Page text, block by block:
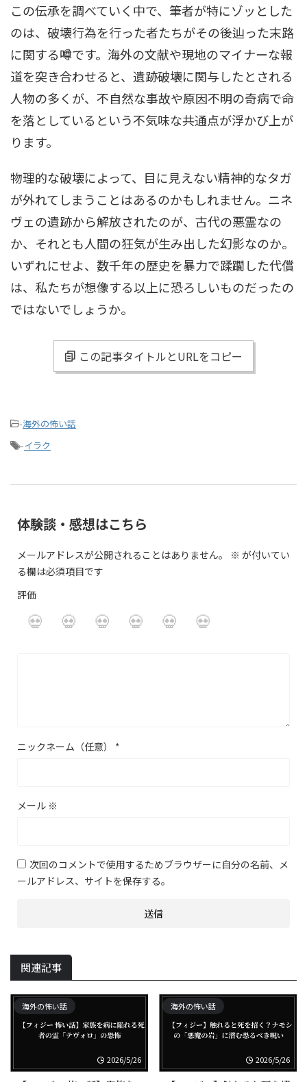
この伝承を調べていく中で、筆者が特にゾッとした
のは、破壊行為を行った者たちがその後辿った末路
に関する噂です。海外の文献や現地のマイナーな報
道を突き合わせると、遺跡破壊に関与したとされる
人物の多くが、不自然な事故や原因不明の奇病で命
を落としているという不気味な共通点が浮かび上が
ります。
物理的な破壊によって、目に見えない精神的なタガ
が外れてしまうことはあるのかもしれません。ニネ
ヴェの遺跡から解放されたのが、古代の悪霊なの
か、それとも人間の狂気が生み出した幻影なのか。
いずれにせよ、数千年の歴史を暴力で蹂躙した代償
は、私たちが想像する以上に恐ろしいものだったの
ではないでしょうか。
この記事タイトルとURLをコピー
-海外の怖い話
-イラク
体験談・感想はこちら
メールアドレスが公開されることはありません。 ※ が付いてい
る欄は必須項目です
評価
ニックネーム（任意） *
メール ※
次回のコメントで使用するためブラウザーに自分の名前、メ
ールアドレス、サイトを保存する。
関連記事
海外の怖い話
2026/5/26
海外の怖い話
2026/5/26